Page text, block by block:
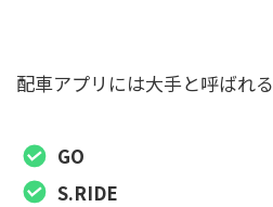
配車アプリには大手と呼ばれる
GO
S.RIDE